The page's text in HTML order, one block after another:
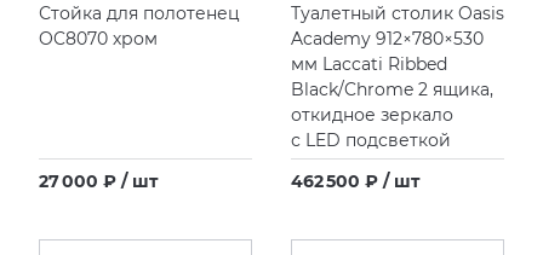
Стойка для полотенец
OC8070 хром
27 000 ₽ / шт
Туалетный столик Oasis
Academy 912×780×530
мм Laccati Ribbed
Black/Chrome 2 ящика,
откидное зеркало
с LED подсветкой
462 500 ₽ / шт